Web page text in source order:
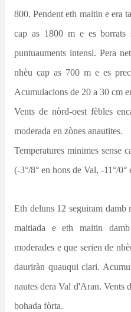
800. Pendent eth maitin e era
cap as 1800 m e es borrats
puntuauments intensi. Pera
nhèu cap as 700 m e es
Acumulacions de 20 a 30 cm
Vents de nòrd-oestfèbles
moderada en zònes anautites.
Temperatures minimes sense
(-3°/8° en hons de Val, -11°/0°
Eth deluns 12 seguiram damb
maitiada e eth maitin
moderades e que serien de
dauriràn quauqui clari.
nautes deraVal d'Aran. Vents
bohada fòrta.